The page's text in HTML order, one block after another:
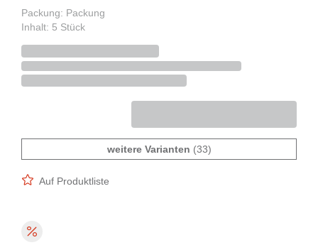
Packung: Packung
Inhalt: 5 Stück
weitere Varianten (33)
Auf Produktliste